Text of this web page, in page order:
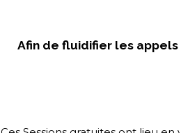
Afin de fluidifier les